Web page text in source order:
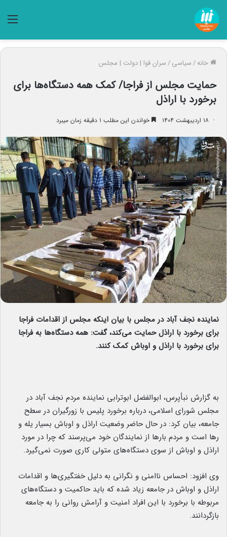
خانه/سیاسی/سران قوا | دولت | مجلس
حمایت مجلس از فراجا/ کمک همه دستگاه‌ها برای
برخورد با اراذل
۱۸ اردیبهشت ۱۴۰۴ خواندن این مطلب ۱ دقیقه زمان میبرد
نماینده نجف آباد در مجلس با بیان اینکه مجلس از اقدامات فراجا
برای برخورد با اراذل حمایت می‌کند، گفت: همه دستگاه‌ها به فراجا
برای برخورد با اراذل و اوباش کمک کنند.
به گزارش نبأپرس، ابوالفضل ابوترابی نماینده مردم نجف آباد در
مجلس شورای اسلامی، درباره برخورد پلیس با زورگیران در سطح
جامعه، بیان کرد: در حال حاضر وضعیت اراذل و اوباش بسیار یله و
رها است و مردم بارها از نمایندگان خود می‌پرسند که چرا در مورد
اراذل و اوباش از سوی دستگاه‌های متولی کاری صورت نمی‌گیرد.
وی افزود: احساس ناامنی و نگرانی به دلیل خفتگیری‌ها و اقدامات
اراذل و اوباش در جامعه زیاد شده که باید حاکمیت و دستگاه‌های
مربوطه با برخورد با این افراد امنیت و آرامش روانی را به جامعه
بازگردانند.